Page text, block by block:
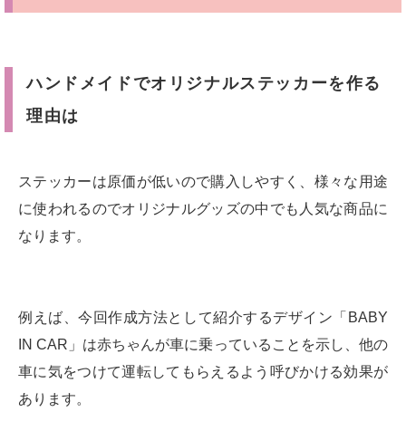
ハンドメイドでオリジナルステッカーを作る
理由は
ステッカーは原価が低いので購入しやすく、様々な用途
に使われるのでオリジナルグッズの中でも人気な商品に
なります。
例えば、今回作成方法として紹介するデザイン「BABY
IN CAR」は赤ちゃんが車に乗っていることを示し、他の
車に気をつけて運転してもらえるよう呼びかける効果が
あります。